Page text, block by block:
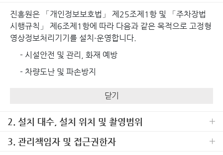
진흥원은 「개인정보보호법」 제25조제1항 및 「주차장법
시행규칙」 제6조제1항에 따라 다음과 같은 목적으로 고정형
영상정보처리기기를 설치·운영합니다.
- 시설안전 및 관리, 화재 예방
- 차량도난 및 파손방지
닫기
2. 설치 대수, 설치 위치 및 촬영범위
3. 관리책임자 및 접근권한자